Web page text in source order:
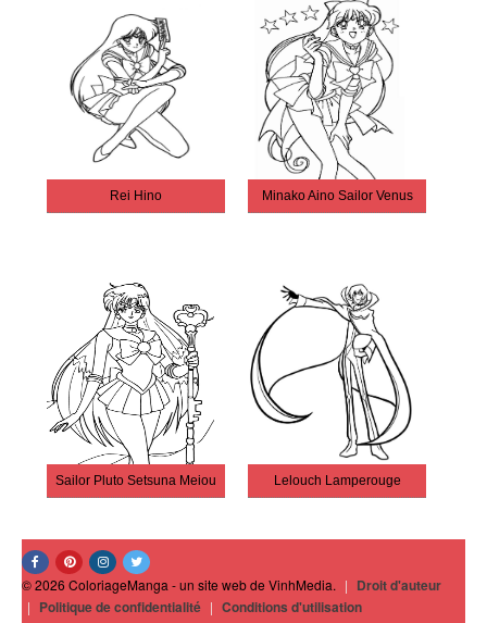
Rei Hino Minako Aino Sailor Venus
Sailor Pluto Setsuna Meiou Lelouch Lamperouge
© 2026 ColoriageManga - un site web de VinhMedia. | Droit d'auteur
| Politique de confidentialité | Conditions d'utilisation